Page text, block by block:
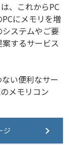
、これからPC
にメモリを増
ステムやご要
するサービス
い便利なサー
メモリコン
ジ